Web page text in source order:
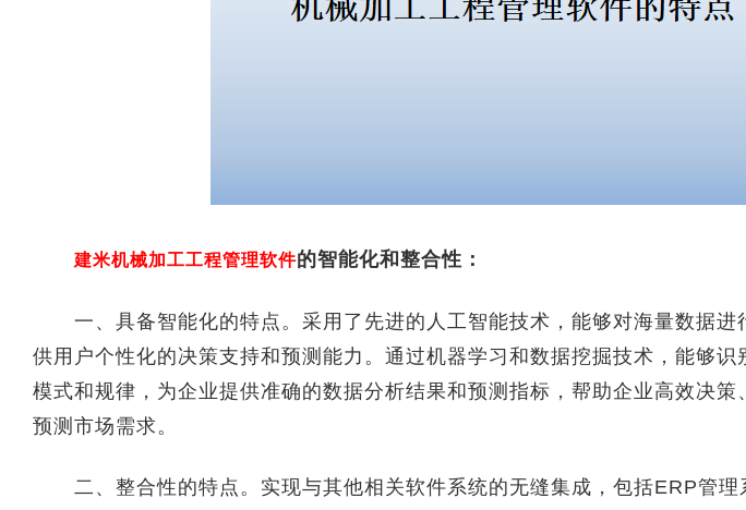
建米机械加工工程管理软件的智能化和整合性：
一、具备智能化的特点。采用了先进的人工智能技术，能够对海量数据进
供用户个性化的决策支持和预测能力。通过机器学习和数据挖掘技术，能够识
模式和规律，为企业提供准确的数据分析结果和预测指标，帮助企业高效决策
预测市场需求。
二、整合性的特点。实现与其他相关软件系统的无缝集成，包括ERP管理